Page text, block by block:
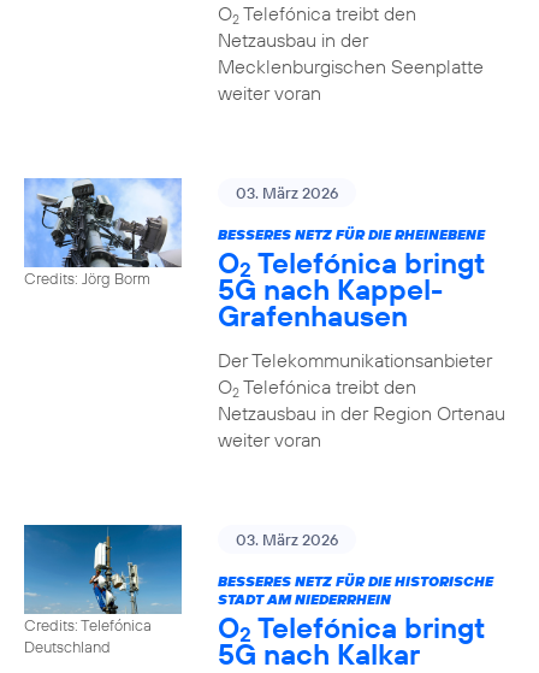
O2Telefónica treibt den
Netzausbau in der
Mecklenburgischen Seenplatte
weiter voran
Credits: Jörg Borm
03. März 2026
BESSERES NETZ FÜR DIE RHEINEBENE
O2 Telefónica bringt
5G nach Kappel-
Grafenhausen
Der Telekommunikationsanbieter
O2Telefónica treibt den
Netzausbau in der Region Ortenau
weiter voran
Credits: Telefónica
Deutschland
03. März 2026
BESSERES NETZ FÜR DIE HISTORISCHE
STADT AM NIEDERRHEIN
O2 Telefónica bringt
5G nach Kalkar